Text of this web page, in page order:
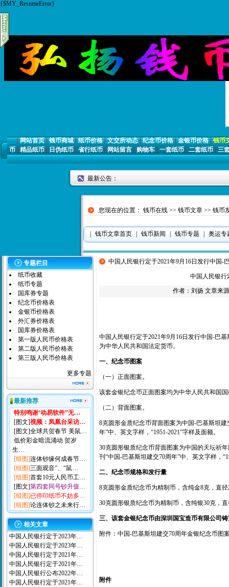
{$MY_ResumeError}
|网站首页|钱币商城|纸币价格|文交所动态|纪念币价格|金银币价格|钱币
币 | 精品纸币 | 日伪纸币 | 省行纸币 | 网站留言 | 购物车 | 一套纸币 | 二套纸币 | 三
最新公告：
您现在的位置： 钱币在线 >> 钱币文章 >> 钱币
| 钱币文章首页 | 钱币新闻 | 钱币专题 | 奥运专
专题栏目
纸币收藏
纸币专题
国库券专题
纪念币价格表
金银币价格表
外汇券价格表
国库券价格表
第一版人民币价格表
第二版人民币价格表
第三版人民币价格表
更多专题
最新推荐
特别鸣谢‘动易软件”无…
[图文]视频：凤凰台采访…
[图文]全球共贺春节 美鼠…
低价彩金暗流涌动 贺岁
生…
[组图]连体钞缘何成春节…
[组图]三面观音”、“鼠…
[组图]首套10元人民币工…
[图文]第四套同号钞升值…
[组图]已停印纸币不妨多…
[组图]论连体钞之未来行…
相关文章
中国人民银行定于2023年…
中国人民银行定于2023年…
中国人民银行定于2021年…
中国人民银行定于2021年…
中国人民银行公布2022年…
中国人民银行定于2021年…
中国人民银行定于2021年9月16日发行中国-
中国人民银行
作者： 刘扬 文章来
中国人民银行定于2021年9月16日发行中国-巴
为中华人民共和国法定货币。
一、纪念币图案
（一）正面图案。
该套金银纪念币正面图案均为中华人民共和国
（二）背面图案。
8克圆形金质纪念币背面图案为中国-巴基斯坦
年”中、英文字样，“1951-2021”字样及面额。
30克圆形银质纪念币背面图案为中国的天坛祈
刊“中国-巴基斯坦建交70周年”中、英文字样，
二、纪念币规格和发行量
8克圆形金质纪念币为精制币，含纯金8克，直
30克圆形银质纪念币为精制币，含纯银30克，
三、该套金银纪念币由深圳国宝造币有限公司
附件：中国-巴基斯坦建交70周年金银纪念币图
附件